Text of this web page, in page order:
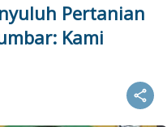
Pertanian
Kami